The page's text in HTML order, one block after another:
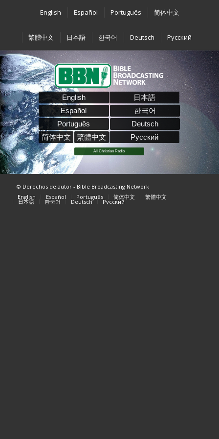
English Español Português 简体中文
繁體中文 日本語 한국어 Deutsch Pусский
English
Español
Português
简体中文
繁體中文
日本語
한국어
Deutsch
Pусский
All Christian Radio
© Derechos de autor - Bible Broadcasting Network
English
Español Português 简体中文 繁體中文
日本語 한국어 Deutsch Pусский